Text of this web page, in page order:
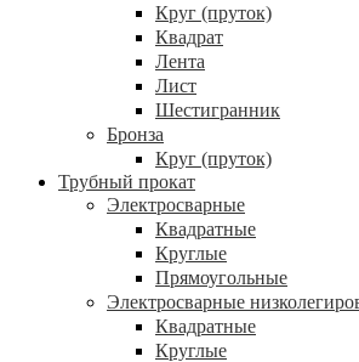
Круг (пруток)
Квадрат
Лента
Лист
Шестигранник
Бронза
Круг (пруток)
Трубный прокат
Электросварные
Квадратные
Круглые
Прямоугольные
Электросварные
Квадратные
Круглые